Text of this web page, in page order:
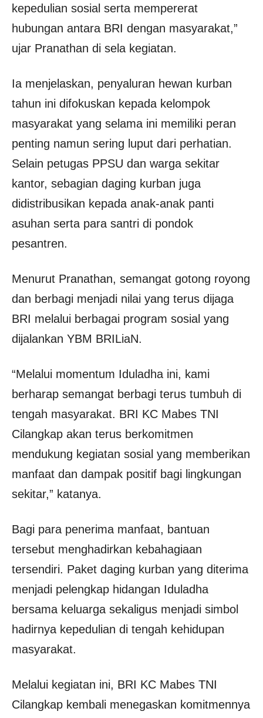
kepedulian sosial serta mempererat
hubungan antara BRI dengan masyarakat,”
ujar Pranathan di sela kegiatan.
Ia menjelaskan, penyaluran hewan kurban
tahun ini difokuskan kepada kelompok
masyarakat yang selama ini memiliki peran
penting namun sering luput dari perhatian.
Selain petugas PPSU dan warga sekitar
kantor, sebagian daging kurban juga
didistribusikan kepada anak-anak panti
asuhan serta para santri di pondok
pesantren.
Menurut Pranathan, semangat gotong royong
dan berbagi menjadi nilai yang terus dijaga
BRI melalui berbagai program sosial yang
dijalankan YBM BRILiaN.
“Melalui momentum Iduladha ini, kami
berharap semangat berbagi terus tumbuh di
tengah masyarakat. BRI KC Mabes TNI
Cilangkap akan terus berkomitmen
mendukung kegiatan sosial yang memberikan
manfaat dan dampak positif bagi lingkungan
sekitar,” katanya.
Bagi para penerima manfaat, bantuan
tersebut menghadirkan kebahagiaan
tersendiri. Paket daging kurban yang diterima
menjadi pelengkap hidangan Iduladha
bersama keluarga sekaligus menjadi simbol
hadirnya kepedulian di tengah kehidupan
masyarakat.
Melalui kegiatan ini, BRI KC Mabes TNI
Cilangkap kembali menegaskan komitmennya